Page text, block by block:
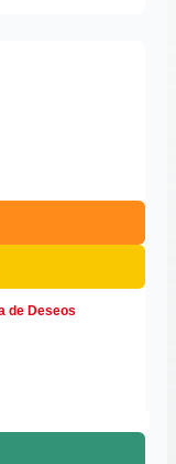
de Deseos